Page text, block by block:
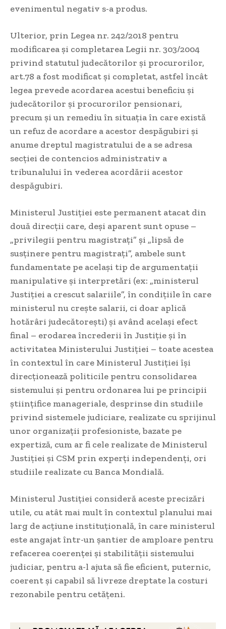
evenimentul negativ s-a produs.
Ulterior, prin Legea nr. 242/2018 pentru
modificarea şi completarea Legii nr. 303/2004
privind statutul judecătorilor şi procurorilor,
art.78 a fost modificat și completat, astfel încât
legea prevede acordarea acestui beneficiu și
judecătorilor și procurorilor pensionari,
precum și un remediu în situația în care există
un refuz de acordare a acestor despăgubiri şi
anume dreptul magistratului de a se adresa
secției de contencios administrativ a
tribunalului în vederea acordării acestor
despăgubiri.
Ministerul Justiției este permanent atacat din
două direcții care, deși aparent sunt opuse –
„privilegii pentru magistrați” și „lipsă de
susținere pentru magistrați”, ambele sunt
fundamentate pe același tip de argumentații
manipulative și interpretări (ex: „ministerul
Justiției a crescut salariile”, în condițiile în care
ministerul nu crește salarii, ci doar aplică
hotărâri judecătorești) și având același efect
final – erodarea încrederii în Justiție și în
activitatea Ministerului Justiției – toate acestea
în contextul în care Ministerul Justiției își
direcționează politicile pentru consolidarea
sistemului și pentru ordonarea lui pe principii
științifice manageriale, desprinse din studiile
privind sistemele judiciare, realizate cu sprijinul
unor organizații profesioniste, bazate pe
expertiză, cum ar fi cele realizate de Ministerul
Justiției și CSM prin experți independenți, ori
studiile realizate cu Banca Mondială.
Ministerul Justiției consideră aceste precizări
utile, cu atât mai mult în contextul planului mai
larg de acțiune instituțională, în care ministerul
este angajat într-un șantier de amploare pentru
refacerea coerenței și stabilității sistemului
judiciar, pentru a-l ajuta să fie eficient, puternic,
coerent și capabil să livreze dreptate la costuri
rezonabile pentru cetățeni.